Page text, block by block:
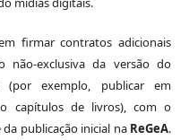
firmar contratos adicionais
não-exclusiva da versão do
(por exemplo, publicar em
capítulos de livros), com o
publicação inicial na ReGeA.